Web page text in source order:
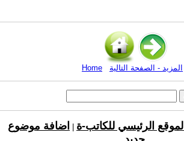
Home المزيد - الصفحة التالية
الموقع الرئيسي للكاتب-ة
اضافة موضوع